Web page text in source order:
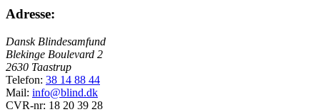
Adresse:
Dansk Blindesamfund
Blekinge Boulevard 2
2630 Taastrup
Telefon: 38 14 88 44
Mail: info@blind.dk
CVR-nr: 18 20 39 28